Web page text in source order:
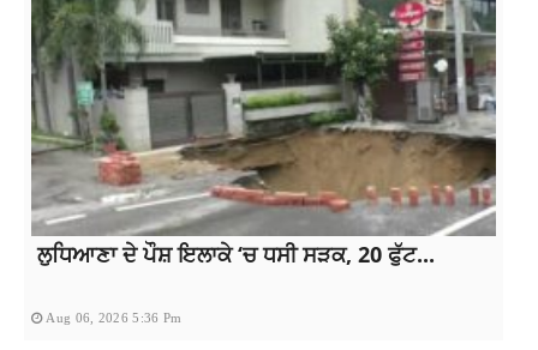
ਲੁਧਿਆਣਾ ਦੇ ਪੌਸ਼ ਇਲਾਕੇ ‘ਚ ਧਸੀ ਸੜਕ, 20 ਫੁੱਟ...
Aug 06, 2026 5:36 Pm